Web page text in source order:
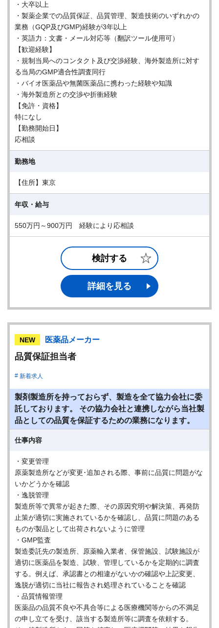
・大卒以上
・製薬企業での品質保証、品質管理、製造技術のいずれかの
業務（GQP及びGMP)経験が3年以上
・英語力：文書・メール対応等（翻訳ツール使用可）
【歓迎経験】
・規制当局へのコンタクト及び交渉経験、海外製造所に対す
る当局のGMP適合性調査同行
・バイオ医薬品や無菌医薬品に携わった経験や知識
・海外製造所との交渉や折衝経験
【免許・資格】
特になし
【勤務開始日】
応相談
勤務地
【住所】東京
年収・給与
550万円～900万円 経験により応相談
検討する
詳細を見る
NEW 医薬品メーカー
品質保証担当者
新着求人
製剤製造所を持っておらず、製造を全て協力会社に委
託しております。 その協力会社と連携しながら当社製
品としての品質を保証するための業務になります。
仕事内容
・変更管理
原薬製造所などが変更･追加される際、事前に品質に問題がな
いかどうかを確認
・逸脱管理
製造所等で異常が起きた際、その原因究明や解決策、再発防
止策が適切に実施されているかを確認し、品質に問題のある
ものが製品として出荷されないように管理
・GMP監査
製造委託先の製造所、原薬輸入業者、保管施設、試験施設が
適切に医薬品を製造、試験、管理しているかを定期的に調査
する。例えば、承認書との相違がないかの確認や上記変更、
逸脱が適切に当社に報告され処理されていることを確認
・品質情報管理
医薬品の品質不良や不具合等による医療機関等からの不満足
の申し立てを受け、該当する製造所等に調査を依頼する。